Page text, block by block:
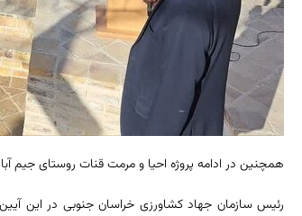
همچنین در ادامه پروژه احیا و مرمت قنات روستای جیم